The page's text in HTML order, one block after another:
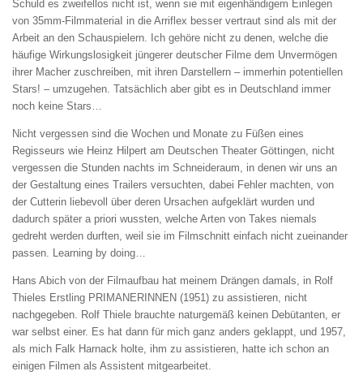
Schuld es zweifellos nicht ist, wenn sie mit eigenhändigem Einlegen
von 35mm-FilmmateriaI in die Arriflex besser vertraut sind als mit der
Arbeit an den Schauspielern. Ich gehöre nicht zu denen, welche die
häufige Wirkungslosigkeit jüngerer deutscher Filme dem Unvermögen
ihrer Macher zuschreiben, mit ihren Darstellern – immerhin potentiellen
Stars! – umzugehen. Tatsächlich aber gibt es in Deutschland immer
noch keine Stars…
Nicht vergessen sind die Wochen und Monate zu Füßen eines
Regisseurs wie Heinz Hilpert am Deutschen Theater Göttingen, nicht
vergessen die Stunden nachts im Schneideraum, in denen wir uns an
der Gestaltung eines Trailers versuchten, dabei Fehler machten, von
der Cutterin liebevoll über deren Ursachen aufgeklärt wurden und
dadurch später a priori wussten, welche Arten von Takes niemals
gedreht werden durften, weil sie im Filmschnitt einfach nicht zueinander
passen. Learning by doing…
Hans Abich von der Filmaufbau hat meinem Drängen damals, in Rolf
Thieles Erstling PRIMANERINNEN (1951) zu assistieren, nicht
nachgegeben. Rolf Thiele brauchte naturgemäß keinen Debütanten, er
war selbst einer. Es hat dann für mich ganz anders geklappt, und 1957,
als mich Falk Harnack holte, ihm zu assistieren, hatte ich schon an
einigen Filmen als Assistent mitgearbeitet.